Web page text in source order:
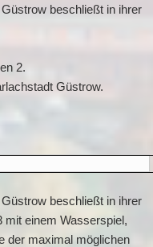
beschließt in ihrer
2.
Güstrow.
beschließt in ihrer
mit einem Wasserspiel,
der maximal möglichen